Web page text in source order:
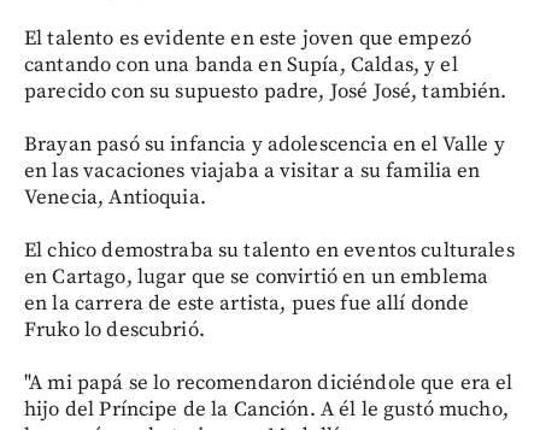
El talento es evidente en este joven que empezó
cantando con una banda en Supía, Caldas, y el
parecido con su supuesto padre, José José, también.
Brayan pasó su infancia y adolescencia en el Valle y
en las vacaciones viajaba a visitar a su familia en
Venecia, Antioquia.
El chico demostraba su talento en eventos culturales
en Cartago, lugar que se convirtió en un emblema
en la carrera de este artista, pues fue allí donde
Fruko lo descubrió.
"A mi papá se lo recomendaron diciéndole que era el
hijo del Príncipe de la Canción. A él le gustó mucho,